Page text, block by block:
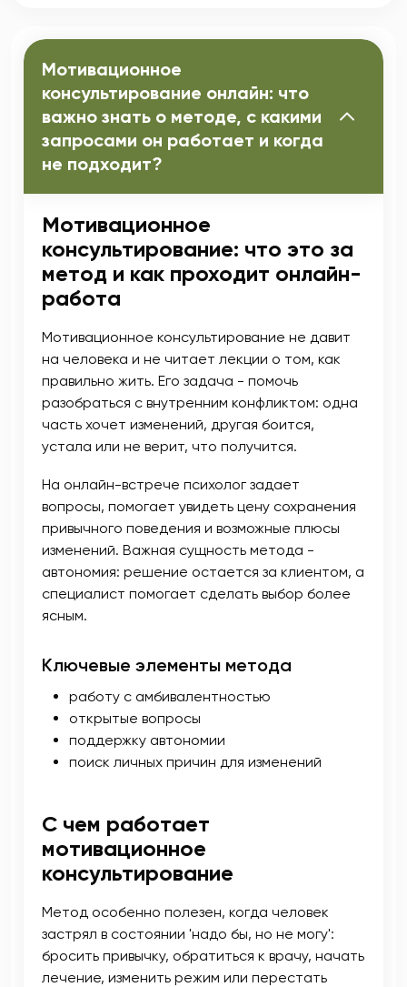
Мотивационное
консультирование онлайн: что
важно знать о методе, с какими
запросами он работает и когда
не подходит?
Мотивационное
консультирование: что это за
метод и как проходит онлайн-
работа
Мотивационное консультирование не давит
на человека и не читает лекции о том, как
правильно жить. Его задача - помочь
разобраться с внутренним конфликтом: одна
часть хочет изменений, другая боится,
устала или не верит, что получится.
На онлайн-встрече психолог задает
вопросы, помогает увидеть цену сохранения
привычного поведения и возможные плюсы
изменений. Важная сущность метода -
автономия: решение остается за клиентом, а
специалист помогает сделать выбор более
ясным.
Ключевые элементы метода
работу с амбивалентностью
открытые вопросы
поддержку автономии
поиск личных причин для изменений
С чем работает
мотивационное
консультирование
Метод особенно полезен, когда человек
застрял в состоянии 'надо бы, но не могу':
бросить привычку, обратиться к врачу, начать
лечение, изменить режим или перестать